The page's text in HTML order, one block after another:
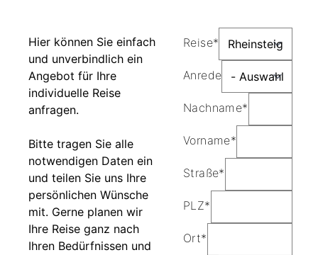
Hier können Sie einfach
und unverbindlich ein
Angebot für Ihre
individuelle Reise
anfragen.
Bitte tragen Sie alle
notwendigen Daten ein
und teilen Sie uns Ihre
persönlichen Wünsche
mit. Gerne planen wir
Ihre Reise ganz nach
Ihren Bedürfnissen und
Reise*
Anrede
Nachname*
Vorname*
Straße*
PLZ*
Ort*